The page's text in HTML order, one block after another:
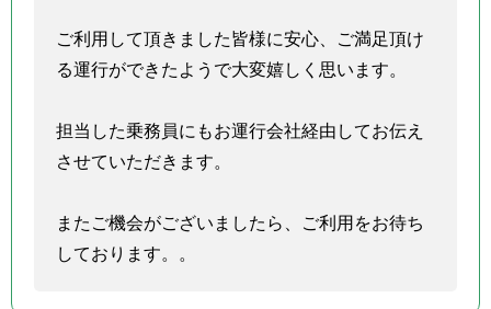
ご利用して頂きました皆様に安心、ご満足頂け
る運行ができたようで大変嬉しく思います。
担当した乗務員にもお運行会社経由してお伝え
させていただきます。
またご機会がございましたら、ご利用をお待ち
しております。。